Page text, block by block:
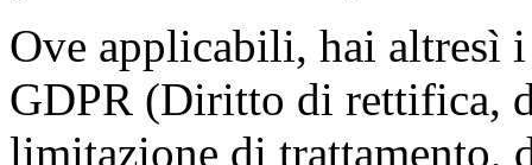
Ove applicabili, hai
GDPR (Diritto di rettifica,
limitazione di trattamento,